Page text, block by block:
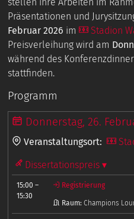
Präsentationen und
Februar 2026 im Stadion
Preisverleihung wird am
während des
stattfinden.
Programm
Donnerstag, 26.
Veranstaltungsort:
Dissertationspreis ▾
15:00 –
15:30
Registrierung
Raum: Champions